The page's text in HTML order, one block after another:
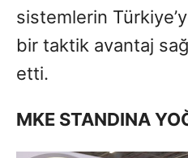
sistemlerin
bir taktik avantaj
etti.
MKE STANDINA